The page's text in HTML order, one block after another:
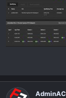
AdminAC